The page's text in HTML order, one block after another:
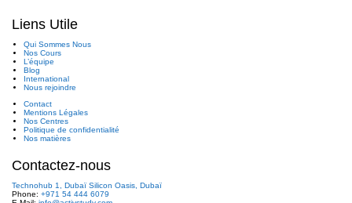
Liens Utile
Qui Sommes Nous
Nos Cours
L’équipe
Blog
International
Nous rejoindre
Contact
Mentions Légales
Nos Centres
Politique de confidentialité
Nos matières
Contactez-nous
Technohub 1, Dubaï Silicon Oasis, Dubaï
Phone: +971 54 444 6079